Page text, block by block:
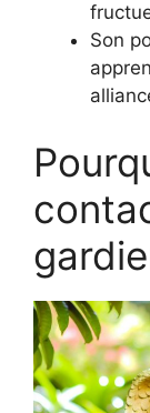
Son